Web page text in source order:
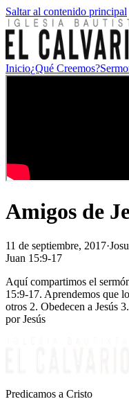
Saltar al contenido principal
Inicio¿Qué Creemos?
Amigos de
11 de septiembre, 2017·
Juan 15:9-17
Aquí compartimos el
15:9-17. Aprendemos que
otros 2. Obedecen a Jesús
por Jesús
Predicamos a Cristo